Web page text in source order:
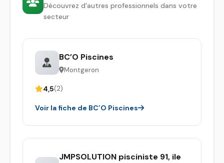
Découvrez d'autres professionnels dans votre
secteur
BC’O Piscines
Montgeron
4,5(2)
Voir la fiche de BC’O Piscines
JMPSOLUTION pisciniste 91, ile